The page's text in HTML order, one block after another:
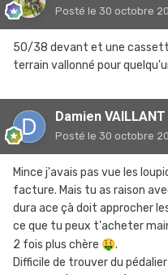
Posté le 30 octobre
50/38 devant et une
terrain vallonné pour
Damien VAILLANT
Posté le 30 octobre
Mince j'avais pas vue les
facture. Mais tu as raison
dura ace çà doit approcher
ce que tu peux t'acheter
2 fois plus chère 🤑.
Difficile de trouver du